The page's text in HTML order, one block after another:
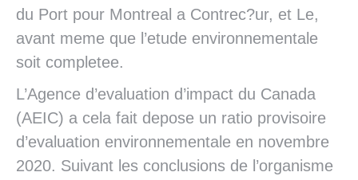
du Port pour Montreal a Contrec?ur, et Le,
avant meme que l’etude environnementale
soit completee.
L’Agence d’evaluation d’impact du Canada
(AEIC) a cela fait depose un ratio provisoire
d’evaluation environnementale en novembre
2020. Suivant les conclusions de l’organisme